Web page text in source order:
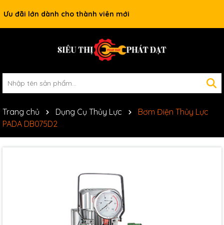
Ưu đãi lớn dành cho thành viên mới
Trang chủ Dụng Cụ Thủy Lực
Bơm Điện Thủy Lực
PADA DB075D2